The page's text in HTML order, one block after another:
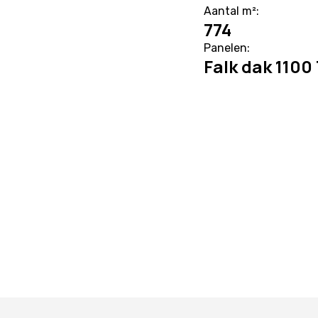
Aantal m²:
774
Panelen:
Falk dak 1100